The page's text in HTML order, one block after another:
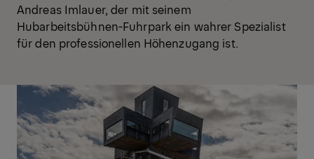
Andreas Imlauer, der mit seinem
Hubarbeitsbühnen-Fuhrpark ein wahrer Spezialist
für den professionellen Höhenzugang ist.